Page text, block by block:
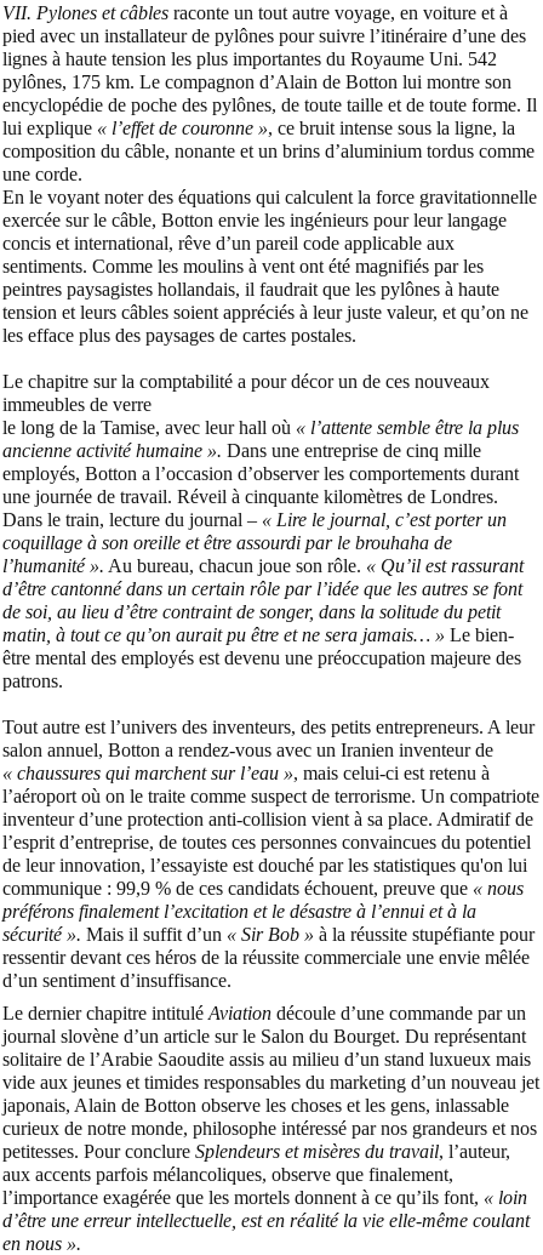
VII. Pylones et câbles raconte un tout autre voyage, en voiture et à
pied avec un installateur de pylônes pour suivre l’itinéraire d’une des
lignes à haute tension les plus importantes du Royaume Uni. 542
pylônes, 175 km. Le compagnon d’Alain de Botton lui montre son
encyclopédie de poche des pylônes, de toute taille et de toute forme. Il
lui explique « l’effet de couronne », ce bruit intense sous la ligne, la
composition du câble, nonante et un brins d’aluminium tordus comme
une corde.
En le voyant noter des équations qui calculent la force gravitationnelle
exercée sur le câble, Botton envie les ingénieurs pour leur langage
concis et international, rêve d’un pareil code applicable aux
sentiments. Comme les moulins à vent ont été magnifiés par les
peintres paysagistes hollandais, il faudrait que les pylônes à haute
tension et leurs câbles soient appréciés à leur juste valeur, et qu’on ne
les efface plus des paysages de cartes postales.
Le chapitre sur la comptabilité a pour décor un de ces nouveaux
immeubles de verre
le long de la Tamise, avec leur hall où « l’attente semble être la plus
ancienne activité humaine ». Dans une entreprise de cinq mille
employés, Botton a l’occasion d’observer les comportements durant
une journée de travail. Réveil à cinquante kilomètres de Londres.
Dans le train, lecture du journal – « Lire le journal, c’est porter un
coquillage à son oreille et être assourdi par le brouhaha de
l’humanité ». Au bureau, chacun joue son rôle. « Qu’il est rassurant
d’être cantonné dans un certain rôle par l’idée que les autres se font
de soi, au lieu d’être contraint de songer, dans la solitude du petit
matin, à tout ce qu’on aurait pu être et ne sera jamais… » Le bien-
être mental des employés est devenu une préoccupation majeure des
patrons.
Tout autre est l’univers des inventeurs, des petits entrepreneurs. A leur
salon annuel, Botton a rendez-vous avec un Iranien inventeur de
« chaussures qui marchent sur l’eau », mais celui-ci est retenu à
l’aéroport où on le traite comme suspect de terrorisme. Un compatriote
inventeur d’une protection anti-collision vient à sa place. Admiratif de
l’esprit d’entreprise, de toutes ces personnes convaincues du potentiel
de leur innovation, l’essayiste est douché par les statistiques qu'on lui
communique : 99,9 % de ces candidats échouent, preuve que « nous
préférons finalement l’excitation et le désastre à l’ennui et à la
sécurité ». Mais il suffit d’un « Sir Bob » à la réussite stupéfiante pour
ressentir devant ces héros de la réussite commerciale une envie mêlée
d’un sentiment d’insuffisance.
Le dernier chapitre intitulé Aviation découle d’une commande par un
journal slovène d’un article sur le Salon du Bourget. Du représentant
solitaire de l’Arabie Saoudite assis au milieu d’un stand luxueux mais
vide aux jeunes et timides responsables du marketing d’un nouveau jet
japonais, Alain de Botton observe les choses et les gens, inlassable
curieux de notre monde, philosophe intéressé par nos grandeurs et nos
petitesses. Pour conclure Splendeurs et misères du travail, l’auteur,
aux accents parfois mélancoliques, observe que finalement,
l’importance exagérée que les mortels donnent à ce qu’ils font, « loin
d’être une erreur intellectuelle, est en réalité la vie elle-même coulant
en nous ».